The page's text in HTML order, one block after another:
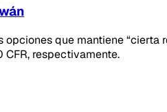
opciones que mantiene
respectivamente.